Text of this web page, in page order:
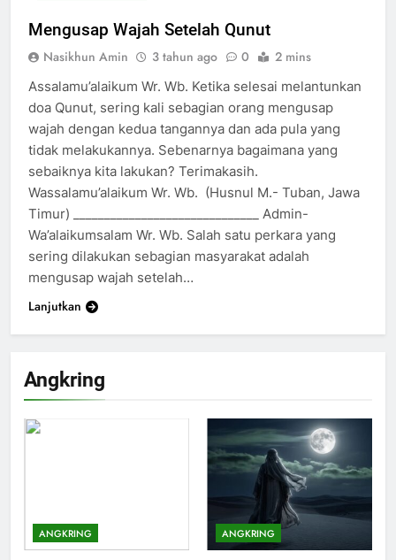
Angkring
ANGKRING ANGKRING
200
Khutbah jumat: Sejarah
Seebagai Pembangkit Jiwa
Mengusap Wajah Setelah Qunut
Nasikhun Amin 3 tahun ago 0 2 mins
Assalamu’alaikum Wr. Wb. Ketika selesai melantunkan
doa Qunut, sering kali sebagian orang mengusap
wajah dengan kedua tangannya dan ada pula yang
tidak melakukannya. Sebenarnya bagaimana yang
sebaiknya kita lakukan? Terimakasih.
Wassalamu’alaikum Wr. Wb. (Husnul M.- Tuban, Jawa
Timur) ______________________________ Admin-
Wa’alaikumsalam Wr. Wb. Salah satu perkara yang
sering dilakukan sebagian masyarakat adalah
mengusap wajah setelah…
Lanjutkan